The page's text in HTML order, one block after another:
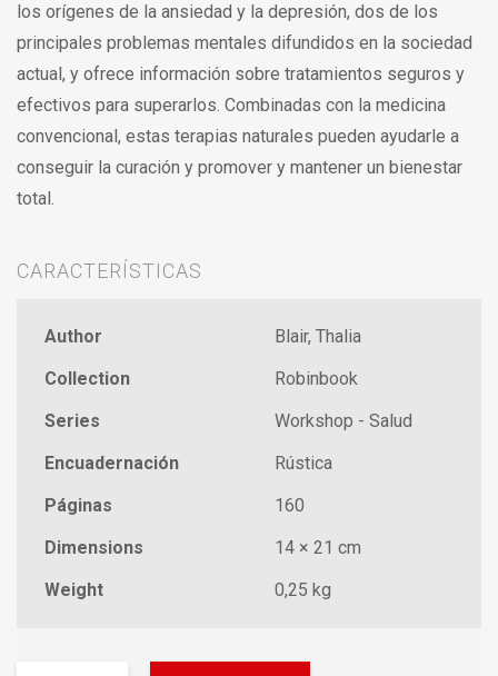
los orígenes de la ansiedad y la depresión, dos de los
principales problemas mentales difundidos en la sociedad
actual, y ofrece información sobre tratamientos seguros y
efectivos para superarlos. Combinadas con la medicina
convencional, estas terapias naturales pueden ayudarle a
conseguir la curación y promover y mantener un bienestar
total.
CARACTERÍSTICAS
Author
Blair, Thalia
Collection
Robinbook
Series
Workshop - Salud
Encuadernación
Rústica
Páginas
160
Dimensions
14 × 21 cm
Weight
0,25 kg